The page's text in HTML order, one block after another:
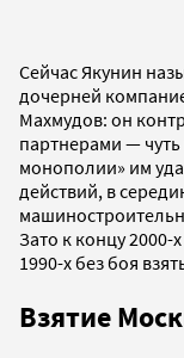
Сейчас Якунин
дочерней
Махмудов: он
партнерами —
монополии» им
действий, в
Зато к концу
1990-х без боя
Взятие